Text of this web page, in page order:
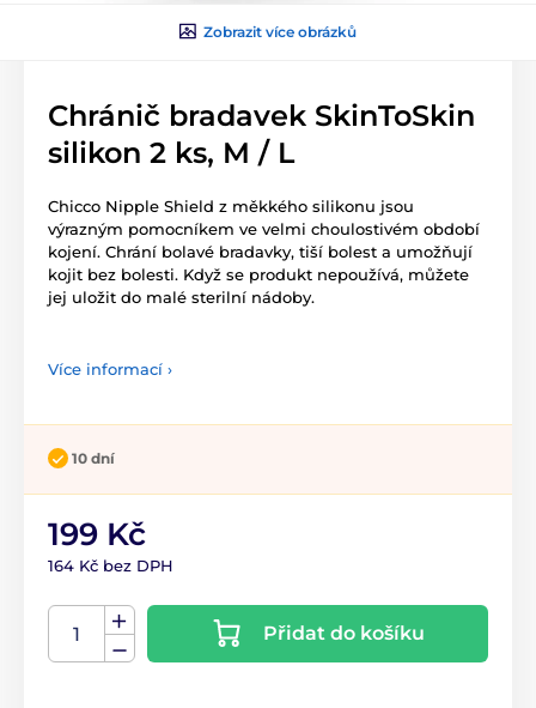
Zobrazit více obrázků
Chránič bradavek SkinToSkin
silikon 2 ks, M / L
Chicco Nipple Shield z měkkého silikonu jsou
výrazným pomocníkem ve velmi choulostivém období
kojení. Chrání bolavé bradavky, tiší bolest a umožňují
kojit bez bolesti. Když se produkt nepoužívá, můžete
jej uložit do malé sterilní nádoby.
Více informací ›
10 dní
199 Kč
164 Kč bez DPH
Přidat do košíku